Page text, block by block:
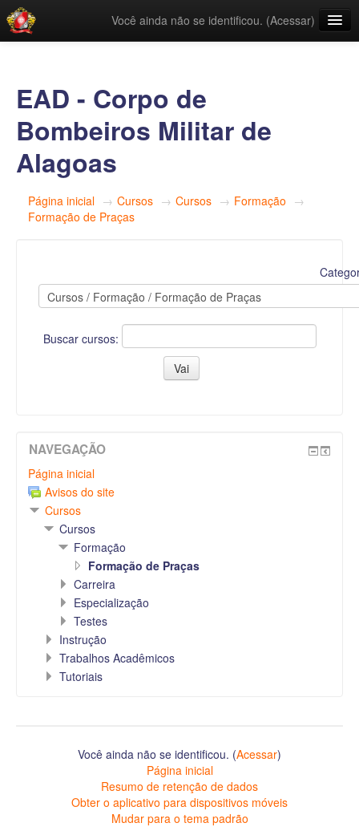
Você ainda não se identificou. (Acessar)
Português - Brasil ‎(pt_br)‎
EAD - Corpo de
Bombeiros Militar de
Alagoas
Página inicial → Cursos → Cursos → Formação →
Formação de Praças
Buscar cursos:
NAVEGAÇÃO
Página inicial
Avisos do site
Cursos
Cursos
Formação
Formação de Praças
Carreira
Especialização
Testes
Instrução
Trabalhos Acadêmicos
Tutoriais
Você ainda não se identificou. (Acessar)
Página inicial
Resumo de retenção de dados
Obter o aplicativo para dispositivos móveis
Mudar para o tema padrão